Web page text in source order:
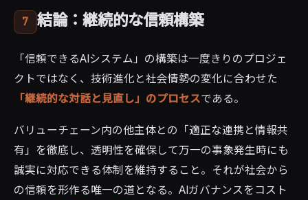
7 結論：継続的な信頼構築
「信頼できるAIシステム」の構築は一度きりのプロジェ
クトではなく、技術進化と社会情勢の変化に合わせた
「継続的な対話と見直し」のプロセスである。
バリューチェーン内の他主体との「適正な連携と情報共
有」を徹底し、透明性を確保して万一の事象発生時にも
誠実に対応できる体制を維持すること。それが社会から
の信頼を形作る唯一の道となる。AIガバナンスをコスト